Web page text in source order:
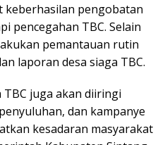
keberhasilan pengobatan
pencegahan TBC. Selain
pemantauan rutin
laporan desa siaga TBC.
TBC juga akan diiringi
dan kampanye
kesadaran masyarakat